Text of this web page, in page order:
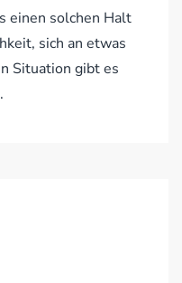
einen solchen Halt
sich an etwas
Situation gibt es